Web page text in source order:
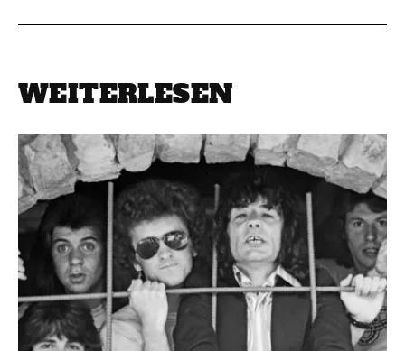
WEITERLESEN